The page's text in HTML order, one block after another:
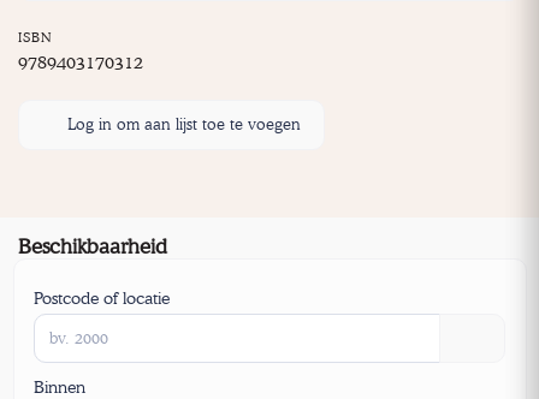
ISBN
9789403170312
Log in om aan lijst toe te voegen
Beschikbaarheid
Postcode of locatie
Binnen